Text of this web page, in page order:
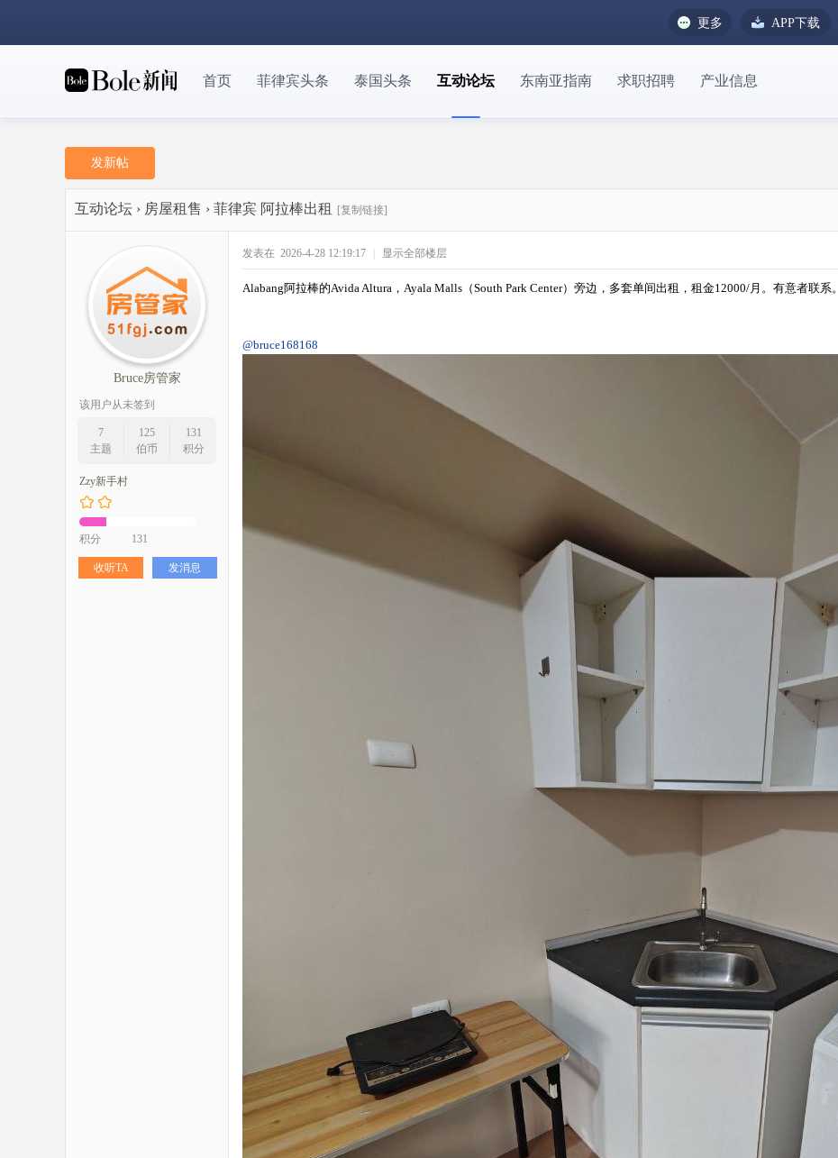
更多 APP下载
首页 菲律宾头条 泰国头条 互动论坛 东南亚指南 求职招聘 产业信息
发新帖
互动论坛 › 房屋租售 › 菲律宾 阿拉棒出租 [复制链接]
Bruce房管家
该用户从未签到
7
主题
125
伯币
131
积分
Zzy新手村
积分 131
收听TA 发消息
发表在 2026-4-28 12:19:17 显示全部楼层
Alabang阿拉棒的Avida Altura，Ayala Malls（South Park Center）旁边，多套单间出租，租金12000/月。有意者联系。
@bruce168168